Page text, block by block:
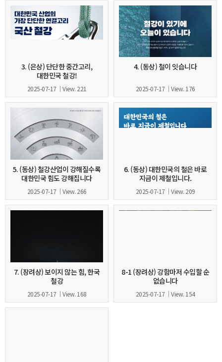
3. (은상) 단단한 중간고리,
대한민국 철강!
2025-07-17 View. 221
4. (동상) 철이 잇습니다
2025-07-17 View. 176
5. (동상) 철강산업이 강해질수록
대한민국 힘도 강해집니다
2025-07-17 View. 266
6. (동상) 대한민국의 철은 바로
지금이 제철입니다.
2025-07-17 View. 209
7. (장려상) 보이지 않는 힘, 한국
철강
2025-07-17 View. 168
8-1 (장려상) 강함마저 수입할 순
없습니다
2025-07-17 View. 154